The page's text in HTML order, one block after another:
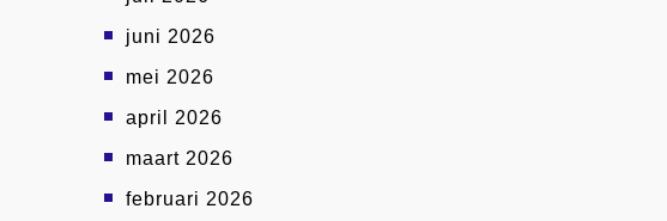
juni 2026
mei 2026
april 2026
maart 2026
februari 2026